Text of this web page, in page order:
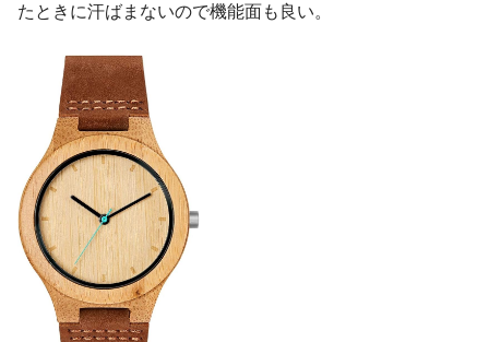
たときに汗ばまないので機能面も良い。